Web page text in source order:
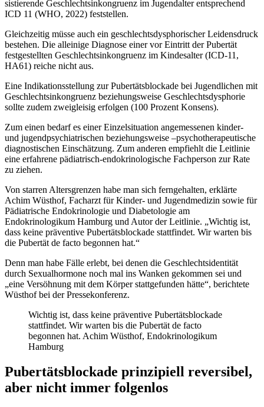
sistierende Geschlechtsinkongruenz im Jugend­alter entsprechend
ICD 11 (WHO, 2022) fest­stellen.
Gleichzeitig müsse auch ein geschlechtsdysphori­scher Leidensdruck
bestehen. Die alleinige Diag­nose einer vor Eintritt der Pubertät
festgestellten Geschlechtsinkongruenz im Kindesalter (ICD-11,
HA61) reiche nicht aus.
Eine Indikationsstellung zur Pubertätsblockade bei Jugendlichen mit
Geschlechtsinkongruenz be­ziehungsweise Geschlechtsdysphorie
sollte zudem zweigleisig erfolgen (100 Prozent Konsens).
Zum einen bedarf es einer Einzelsituation ange­messe­nen kinder-
und jugendpsychiatrischen be­zie­hungsweise –psychotherapeutische
diagnosti­schen Einschätzung. Zum anderen empfiehlt die Leitlinie
eine erfahrene pädiatrisch-endokrinologische Fachperson zur Rate
zu ziehen.
Von starren Altersgrenzen habe man sich ferngehalten, erklärte
Achim Wüsthof, Facharzt für Kinder- und Jugendmedizin sowie für
Pädiatrische Endokrinologie und Diabetologie am
Endokrinologikum Hamburg und Autor der Leitlinie. „Wichtig ist,
dass keine präventive Pubertätsblockade stattfindet. Wir warten bis
die Pubertät de facto begonnen hat.“
Denn man habe Fälle erlebt, bei denen die Geschlechtsidentität
durch Sexualhormone noch mal ins Wanken gekommen sei und
„eine Versöhnung mit dem Körper stattgefunden hätte“, berichtete
Wüsthof bei der Presse­konferenz.
Wichtig ist, dass keine präventive Pubertätsblockade
stattfindet. Wir warten bis die Pubertät de facto
begonnen hat. Achim Wüsthof, Endokrinologikum
Hamburg
Pubertätsblockade prinzipiell reversibel,
aber nicht immer folgenlos